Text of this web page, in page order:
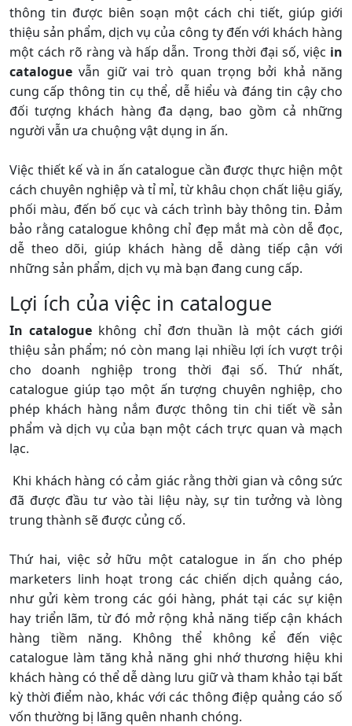
thông tin được biên soạn một cách chi tiết, giúp giới
thiệu sản phẩm, dịch vụ của công ty đến với khách hàng
một cách rõ ràng và hấp dẫn. Trong thời đại số, việc in
catalogue vẫn giữ vai trò quan trọng bởi khả năng
cung cấp thông tin cụ thể, dễ hiểu và đáng tin cậy cho
đối tượng khách hàng đa dạng, bao gồm cả những
người vẫn ưa chuộng vật dụng in ấn.
Việc thiết kế và in ấn catalogue cần được thực hiện một
cách chuyên nghiệp và tỉ mỉ, từ khâu chọn chất liệu giấy,
phối màu, đến bố cục và cách trình bày thông tin. Đảm
bảo rằng catalogue không chỉ đẹp mắt mà còn dễ đọc,
dễ theo dõi, giúp khách hàng dễ dàng tiếp cận với
những sản phẩm, dịch vụ mà bạn đang cung cấp.
Lợi ích của việc in catalogue
In catalogue không chỉ đơn thuần là một cách giới
thiệu sản phẩm; nó còn mang lại nhiều lợi ích vượt trội
cho doanh nghiệp trong thời đại số. Thứ nhất,
catalogue giúp tạo một ấn tượng chuyên nghiệp, cho
phép khách hàng nắm được thông tin chi tiết về sản
phẩm và dịch vụ của bạn một cách trực quan và mạch
lạc.
Khi khách hàng có cảm giác rằng thời gian và công sức
đã được đầu tư vào tài liệu này, sự tin tưởng và lòng
trung thành sẽ được củng cố.
Thứ hai, việc sở hữu một catalogue in ấn cho phép
marketers linh hoạt trong các chiến dịch quảng cáo,
như gửi kèm trong các gói hàng, phát tại các sự kiện
hay triển lãm, từ đó mở rộng khả năng tiếp cận khách
hàng tiềm năng. Không thể không kể đến việc
catalogue làm tăng khả năng ghi nhớ thương hiệu khi
khách hàng có thể dễ dàng lưu giữ và tham khảo tại bất
kỳ thời điểm nào, khác với các thông điệp quảng cáo số
vốn thường bị lãng quên nhanh chóng.